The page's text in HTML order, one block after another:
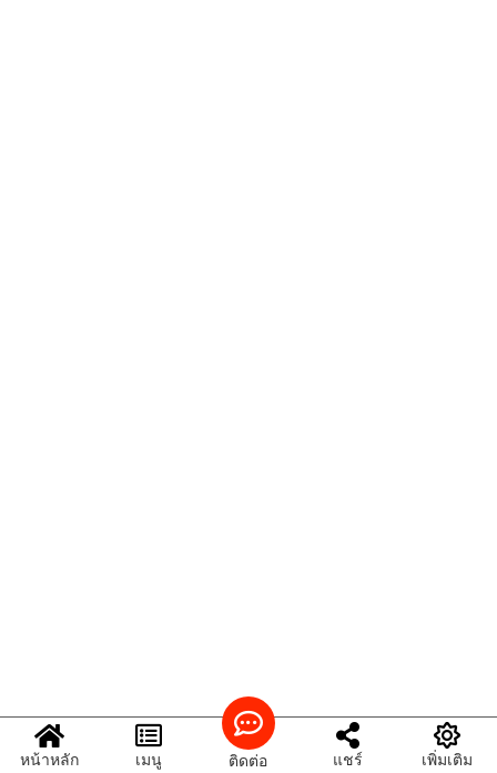
หน้าหลัก เมนู ติดต่อ แชร์ เพิ่มเติม